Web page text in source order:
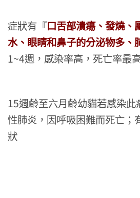
症狀有『 口舌部潰瘍、發燒、
水、眼睛和鼻子的分泌物多、
1~4週，感染率高，死亡率最
15週齡至六月齡幼貓若感染此
性肺炎，因呼吸困難而死亡；
狀